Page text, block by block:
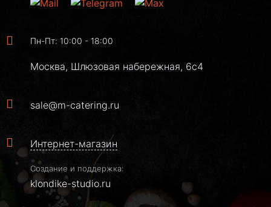
Пн-Пт: 10:00 - 18:00
Москва, Шлюзовая набережная, 6с4
sale@m-catering.ru
Интернет-магазин
Создание и поддержка:
klondike-studio.ru